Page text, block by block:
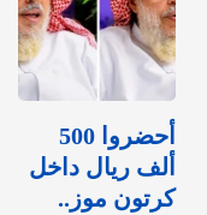
أحضروا 500
ألف ريال داخل
كرتون موز..